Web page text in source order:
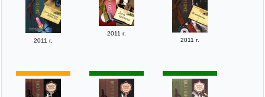
2011 г.
2011 г.
2011 г.